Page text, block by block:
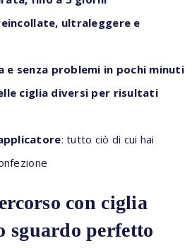
ultraleggere e
e senza problemi in pochi minuti
ciglia diversi per risultati
: tutto ciò di cui hai
con ciglia
sguardo perfetto